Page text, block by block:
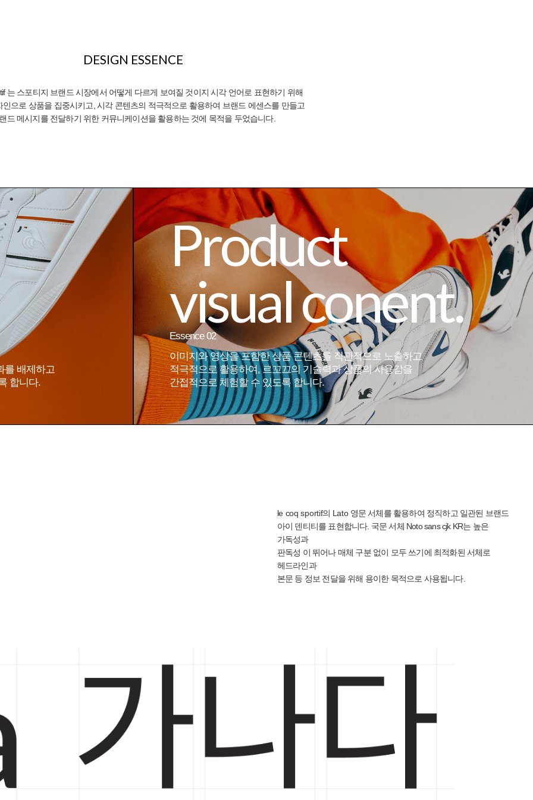
DESIGN ESSENCE
는 스포티지 브랜드 시장에서 어떻게 다르게 보여질 것이지 시각 언어로 표현하기 위해
인으로 상품을 집중시키고, 시각 콘텐츠의 적극적으로 활용하여 브랜드 에센스를 만들고
드 메시지를 전달하기 위한 커뮤니케이션을 활용하는 것에 목적을 두었습니다.
를 배제하고
합니다.
Product
visual conent.
Essence 02
이미지와 영상을 포함한 상품 콘텐츠를 직관적으로 노출하고
적극적으로 활용하여, 르꼬끄의 기술력과상품의 사용감을
간접적으로 체험할 수 있도록 합니다.
le coq sportif의 Lato영문 서체를 활용하여 정직하고 일관된 브랜드
아이 덴티티를 표현합니다. 국문 서체 Noto sans cjk KR는 높은
가독성과
판독성 이 뛰어나 매체 구분 없이 모두 쓰기에 최적화된 서체로
헤드라인과
본문 등 정보 전달을 위해 용이한 목적으로 사용됩니다.